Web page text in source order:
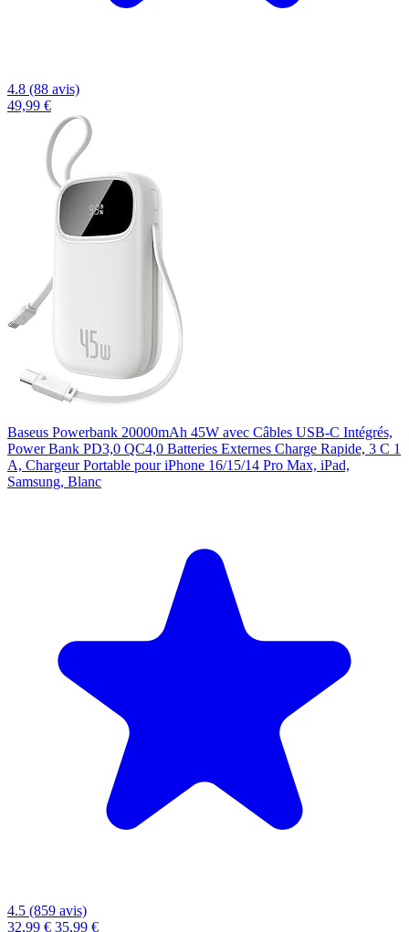
4.8 (88 avis)
49,99 €
Baseus Powerbank 20000mAh 45W avec Câbles USB-C Intégrés,
Power Bank PD3,0 QC4,0 Batteries Externes Charge Rapide, 3 C 1
A, Chargeur Portable pour iPhone 16/15/14 Pro Max, iPad,
Samsung, Blanc
4.5 (859 avis)
32,99 € 35,99 €